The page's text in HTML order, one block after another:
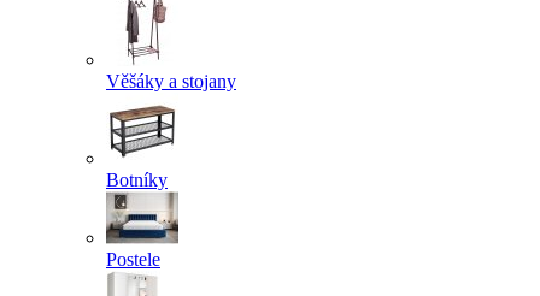
Věšáky a stojany
Botníky
Postele